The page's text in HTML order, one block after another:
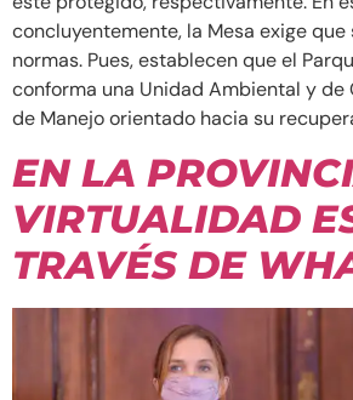
concluyentemente, la Mesa exige
normas. Pues, establecen que el
conforma una Unidad Ambiental y de
de Manejo orientado hacia su
EN LA
VIRTUALIDAD
TRAVÉS DE